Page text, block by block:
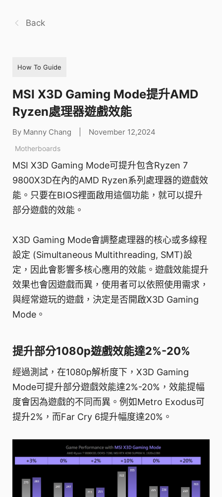
Back
How To Guide
MSI X3D Gaming Mode提升AMD
Ryzen處理器遊戲效能
By Manny Chang November 12,2024
Motherboards
MSI X3D Gaming Mode可提升包含Ryzen 7
9800X3D在內的AMD Ryzen系列處理器的遊戲效
能。只要在BIOS裡面啟用這個功能，就可以提升
部分遊戲的效能。
X3D Gaming Mode會調整處理器的核心或多線程
設定 (Simultaneous Multithreading, SMT)設
定，因此會影響多核心應用的效能。遊戲效能提升
效果也會因遊戲而異，使用者可以依照使用需求，
與經常遊玩的遊戲，決定是否開啟X3D Gaming
Mode。
提升部分1080p遊戲效能達2%-20%
經過測試，在1080p解析度下，X3D Gaming
Mode可提升部分遊戲效能達2%-20%，效能提幅
度會因為遊戲的不同而異。例如Metro Exodus可
提升2%，而Far Cry 6提升幅度達20%。